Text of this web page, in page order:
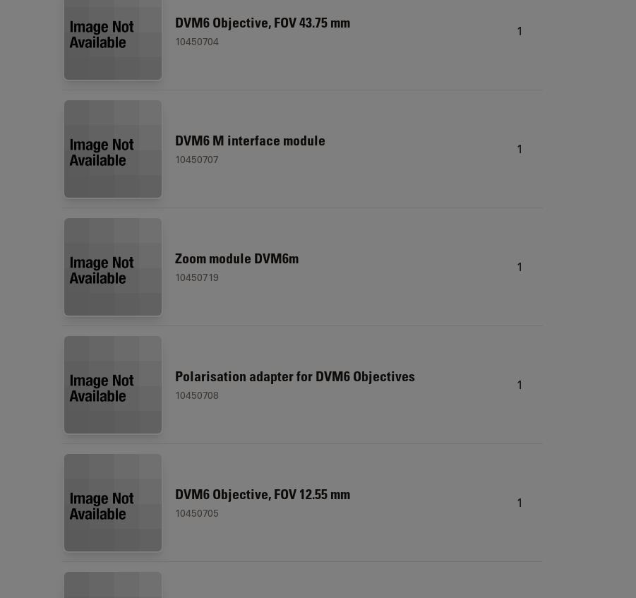
DVM6 Objective, FOV 43.75 mm
10450704
1
DVM6 M interface module
10450707
1
Zoom module DVM6m
10450719
1
Polarisation adapter for DVM6 Objectives
10450708
1
DVM6 Objective, FOV 12.55 mm
10450705
1